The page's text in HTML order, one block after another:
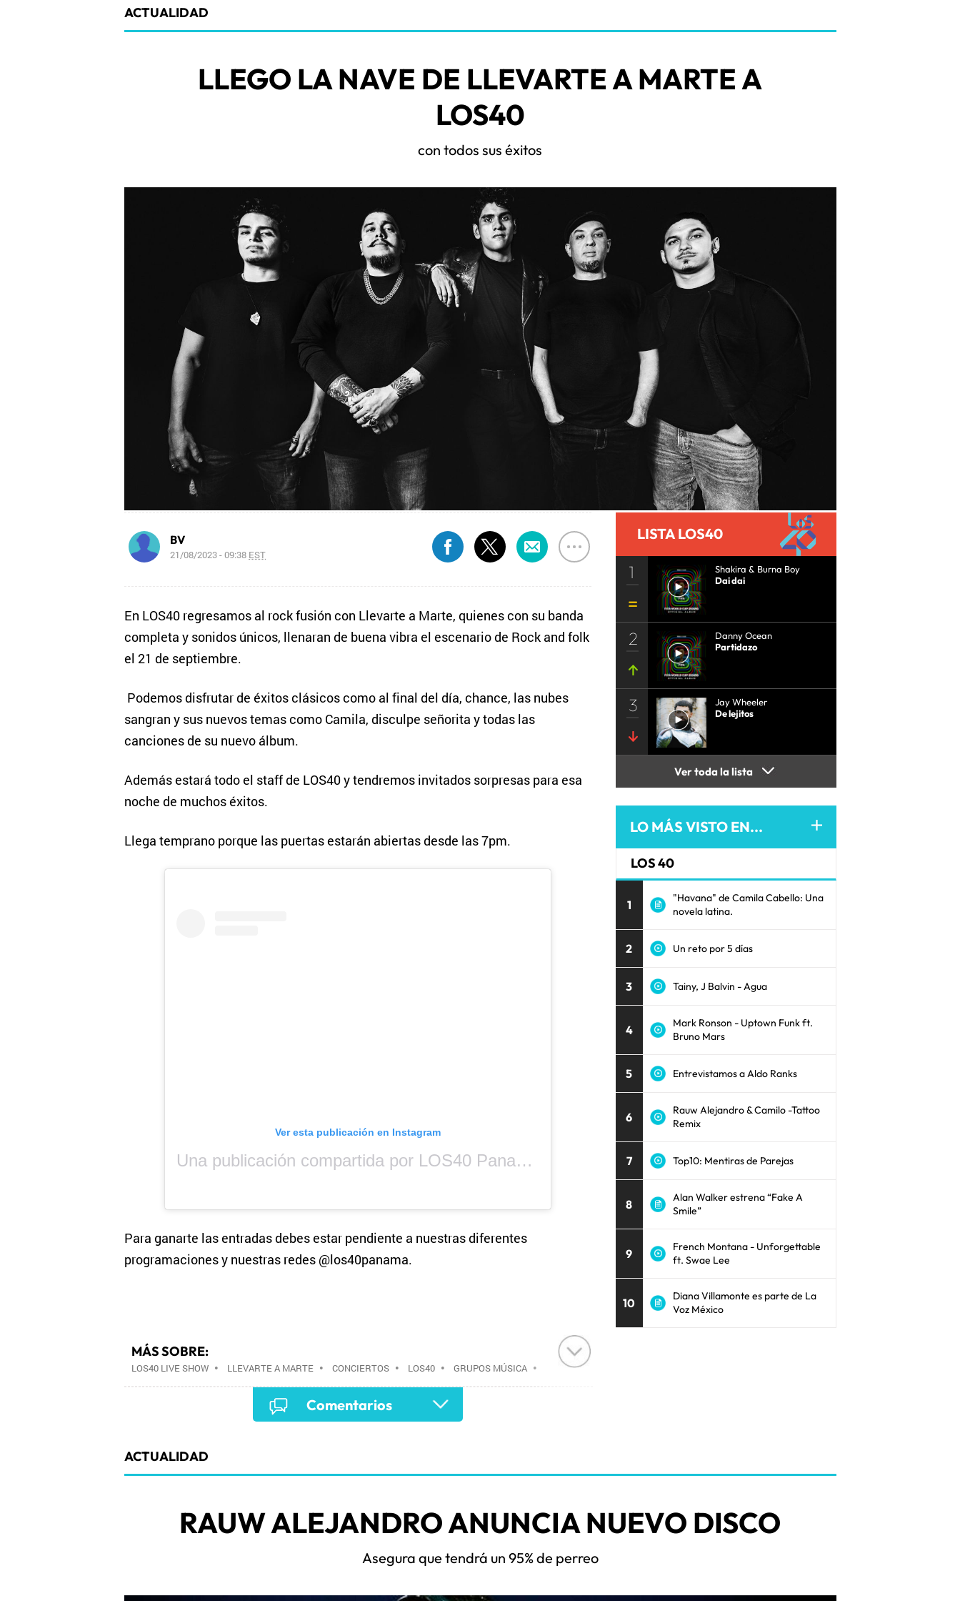
ACTUALIDAD
LLEGO LA NAVE DE LLEVARTE A MARTE A
LOS40
con todos sus éxitos
BV
21/08/2023 - 09:38 EST
En LOS40 regresamos al rock fusión con Llevarte a Marte, quienes con su banda
completa y sonidos únicos, llenaran de buena vibra el escenario de Rock and folk
el 21 de septiembre.
Podemos disfrutar de éxitos clásicos como al final del día, chance, las nubes
sangran y sus nuevos temas como Camila, disculpe señorita y todas las
canciones de su nuevo álbum.
Además estará todo el staff de LOS40 y tendremos invitados sorpresas para esa
noche de muchos éxitos.
Llega temprano porque las puertas estarán abiertas desde las 7pm.
Ver esta publicación en Instagram
Una publicación compartida por LOS40 Panamá (@los40panama)
Para ganarte las entradas debes estar pendiente a nuestras diferentes
programaciones y nuestras redes @los40panama.
MÁS SOBRE:
LOS40 LIVE SHOW• LLEVARTE A MARTE• CONCIERTOS• LOS40• GRUPOS MÚSICA•
PRISA RADIO•AGENDA CULTURAL•RADIO•
GRUPO PRISA•EVENTOS• CULTURA•
Comentarios
LISTA LOS40
1
Shakira & Burna Boy
Dai dai
2
Danny Ocean
Partidazo
3
Jay Wheeler
De lejitos
Ver toda la lista
LO MÁS VISTO EN...
LOS 40
1
"Havana" de Camila Cabello: Una
novela latina.
2 Un reto por 5 días
3 Tainy, J Balvin - Agua
4
Mark Ronson - Uptown Funk ft.
Bruno Mars
5 Entrevistamos a Aldo Ranks
6
Rauw Alejandro & Camilo -Tattoo
Remix
7 Top10: Mentiras de Parejas
8
Alan Walker estrena “Fake A
Smile”
9
French Montana - Unforgettable
ft. Swae Lee
10
Diana Villamonte es parte de La
Voz México
ACTUALIDAD
RAUW ALEJANDRO ANUNCIA NUEVO DISCO
Asegura que tendrá un 95% de perreo